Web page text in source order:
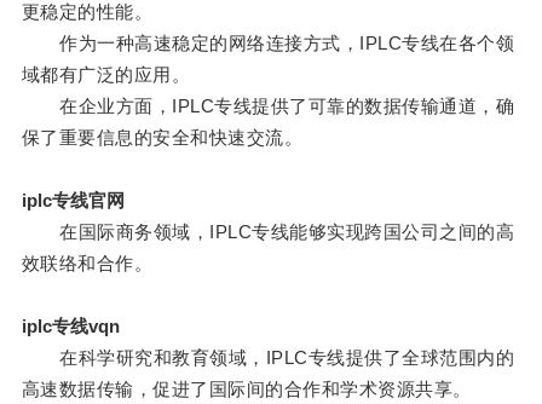
更稳定的性能。
作为一种高速稳定的网络连接方式，IPLC专线在各个领
域都有广泛的应用。
在企业方面，IPLC专线提供了可靠的数据传输通道，确
保了重要信息的安全和快速交流。
iplc专线官网
在国际商务领域，IPLC专线能够实现跨国公司之间的高
效联络和合作。
iplc专线vqn
在科学研究和教育领域，IPLC专线提供了全球范围内的
高速数据传输，促进了国际间的合作和学术资源共享。